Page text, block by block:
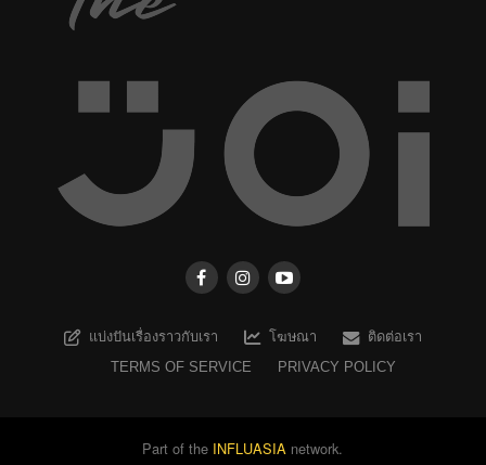
แบ่งปันเรื่องราวกับเรา โฆษณา
ติดต่อเรา
TERMS OF SERVICE
PRIVACY POLICY
Part of the INFLUASIA network.